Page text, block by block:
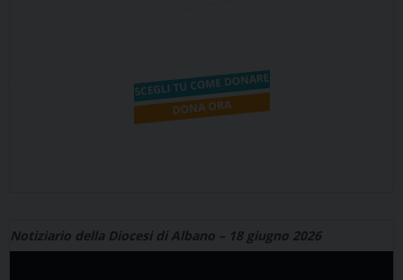
Notiziario della Diocesi di Albano – 18 giugno 2026